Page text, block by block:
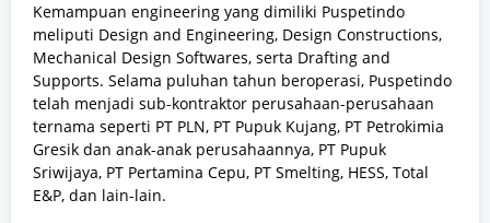
Kemampuan engineering yang dimiliki Puspetindo
meliputi Design and Engineering, Design Constructions,
Mechanical Design Softwares, serta Drafting and
Supports. Selama puluhan tahun beroperasi, Puspetindo
telah menjadi sub-kontraktor perusahaan-perusahaan
ternama seperti PT PLN, PT Pupuk Kujang, PT Petrokimia
Gresik dan anak-anak perusahaannya, PT Pupuk
Sriwijaya, PT Pertamina Cepu, PT Smelting, HESS, Total
E&P, dan lain-lain.